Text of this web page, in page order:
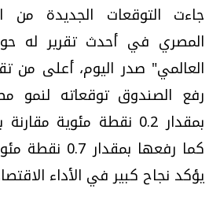
جاءت التوقعات الجديدة من
المصري في أحدث تقرير له
العالمي" صدر اليوم، أعلى من
يؤكد نجاح كبير في الأداء